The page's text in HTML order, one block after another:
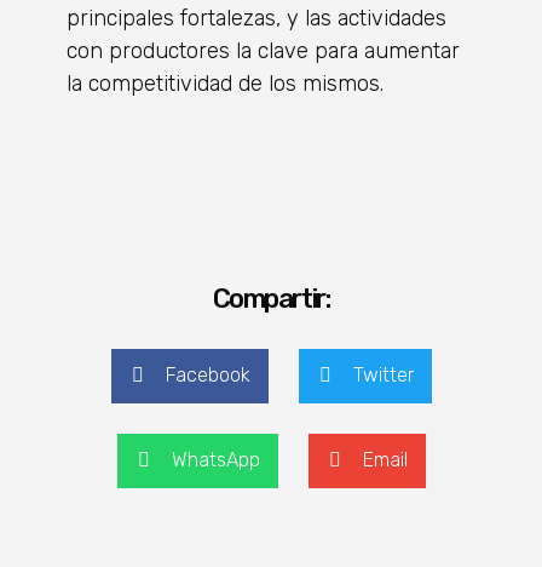
principales fortalezas, y las actividades
con productores la clave para aumentar
la competitividad de los mismos.
Compartir:
Facebook Twitter
WhatsApp Email